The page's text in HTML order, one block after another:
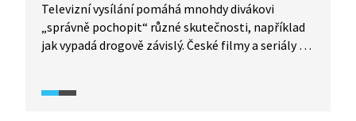
Televizní vysílání pomáhá mnohdy divákovi
„správně pochopit“ různé skutečnosti, například
jak vypadá drogově závislý. České filmy a seriály se
popisu takových postav. A měří filmaři všem